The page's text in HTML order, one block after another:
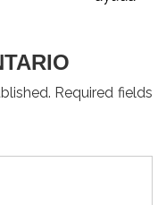
Required fields